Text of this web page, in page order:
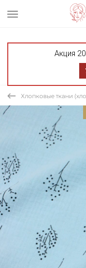
Акция
Хлопковые ткани